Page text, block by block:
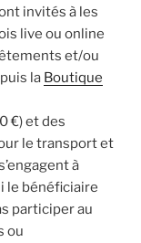
invités à les
live ou online
et/ou
la Boutique
€) et des
le transport et
à
le bénéficiaire
participer au
ou